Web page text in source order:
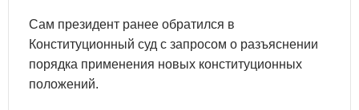
Сам президент ранее обратился в
Конституционный суд с запросом о разъяснении
порядка применения новых конституционных
положений.